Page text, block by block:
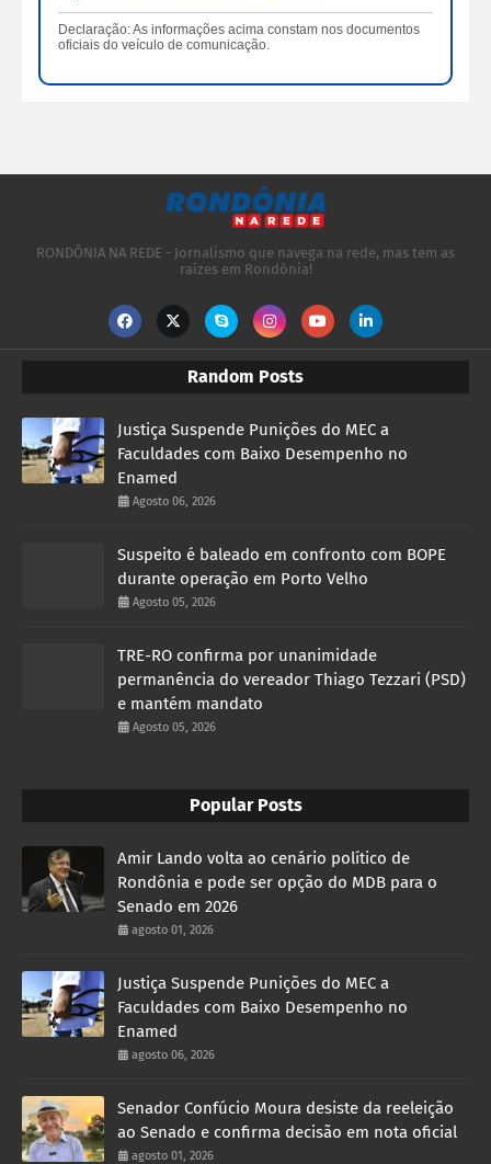
Declaração: As informações acima constam nos documentos
oficiais do veículo de comunicação.
RONDÔNIA NA REDE - Jornalismo que navega na rede, mas tem as
raízes em Rondônia!
Random Posts
Justiça Suspende Punições do MEC a
Faculdades com Baixo Desempenho no
Enamed
Agosto 06, 2026
Suspeito é baleado em confronto com BOPE
durante operação em Porto Velho
Agosto 05, 2026
TRE-RO confirma por unanimidade
permanência do vereador Thiago Tezzari (PSD)
e mantém mandato
Agosto 05, 2026
Popular Posts
Amir Lando volta ao cenário político de
Rondônia e pode ser opção do MDB para o
Senado em 2026
agosto 01, 2026
Justiça Suspende Punições do MEC a
Faculdades com Baixo Desempenho no
Enamed
agosto 06, 2026
Senador Confúcio Moura desiste da reeleição
ao Senado e confirma decisão em nota oficial
agosto 01, 2026